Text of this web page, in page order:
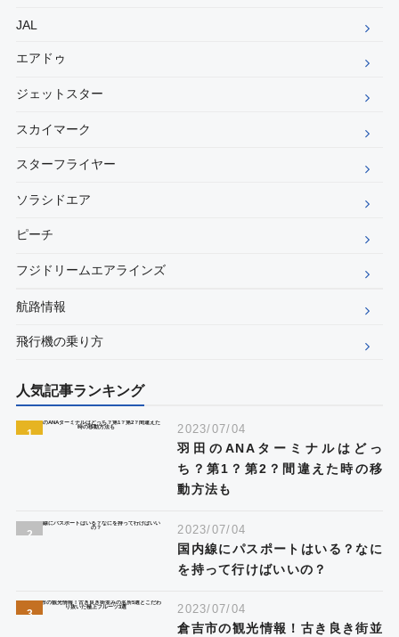
JAL
エアドゥ
ジェットスター
スカイマーク
スターフライヤー
ソラシドエア
ピーチ
フジドリームエアラインズ
航路情報
飛行機の乗り方
人気記事ランキング
2023/07/04
羽田のANAターミナルはどっ
ち？第1？第2？間違えた時の移
動方法も
2023/07/04
国内線にパスポートはいる？なに
を持って行けばいいの？
2023/07/04
倉吉市の観光情報！古き良き街並